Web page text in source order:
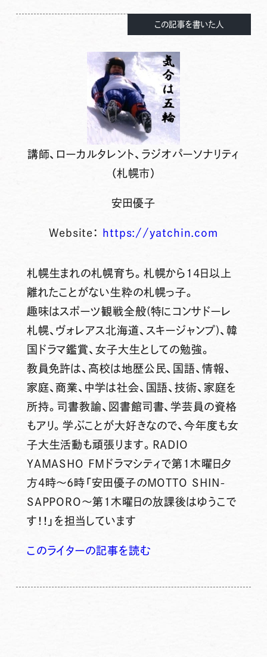
この記事を書いた人
講師、ローカルタレント、ラジオパーソナリティ
（札幌市）
安田優子
Website： https://yatchin.com
札幌生まれの札幌育ち。札幌から14日以上
離れたことがない生粋の札幌っ子。
趣味はスポーツ観戦全般(特にコンサドーレ
札幌、ヴォレアス北海道、スキージャンプ)、韓
国ドラマ鑑賞、女子大生としての勉強。
教員免許は、高校は地歴公民、国語、情報、
家庭、商業、中学は社会、国語、技術、家庭を
所持。司書教諭、図書館司書、学芸員の資格
もアリ。学ぶことが大好きなので、今年度も女
子大生活動も頑張ります。RADIO
YAMASHO FMドラマシティで第1木曜日夕
方4時～6時「安田優子のMOTTO SHIN-
SAPPORO～第1木曜日の放課後はゆうこで
す！！」を担当しています
このライターの記事を読む